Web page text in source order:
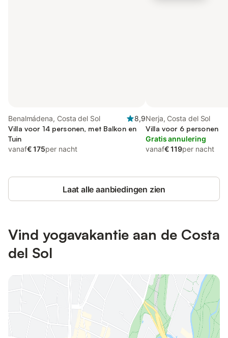
Benalmádena, Costa del Sol
8,9
Villa voor 14 personen, met Balkon en
Tuin
vanaf€ 175per nacht
Nerja, Costa del Sol
Villa voor 6 personen
Gratis annulering
vanaf€ 119per nacht
Laat alle aanbiedingen zien
Vind yogavakantie aan de Costa
del Sol